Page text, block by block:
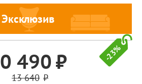
-23%
Эксклюзив
490
13 640